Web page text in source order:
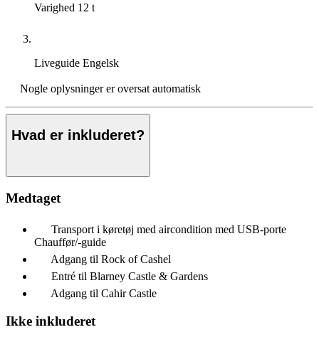
Varighed 12 t
Liveguide Engelsk
Nogle oplysninger er oversat automatisk
Hvad er inkluderet?
Medtaget
Transport i køretøj med aircondition med USB-porte
Chauffør/-guide
Adgang til Rock of Cashel
Entré til Blarney Castle & Gardens
Adgang til Cahir Castle
Ikke inkluderet